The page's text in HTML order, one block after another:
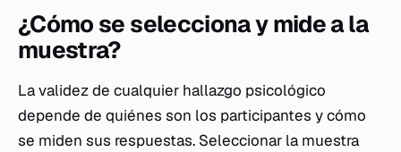
¿Cómo se selecciona y mide a la
muestra?
La validez de cualquier hallazgo psicológico
depende de quiénes son los participantes y cómo
se miden sus respuestas. Seleccionar la muestra